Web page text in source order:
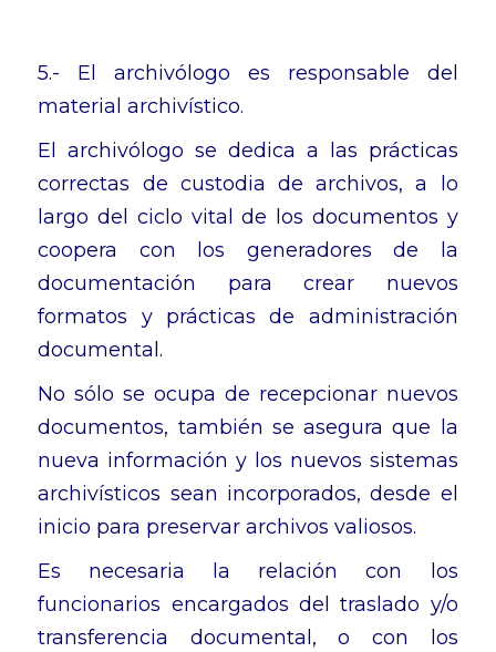
5.- El archivólogo es responsable del
material archivístico.
El archivólogo se dedica a las prácticas
correctas de custodia de archivos, a lo
largo del ciclo vital de los documentos y
coopera con los generadores de la
documentación para crear nuevos
formatos y prácticas de administración
documental.
No sólo se ocupa de recepcionar nuevos
documentos, también se asegura que la
nueva información y los nuevos sistemas
archivísticos sean incorporados, desde el
inicio para preservar archivos valiosos.
Es necesaria la relación con los
funcionarios encargados del traslado y/o
transferencia documental, o con los